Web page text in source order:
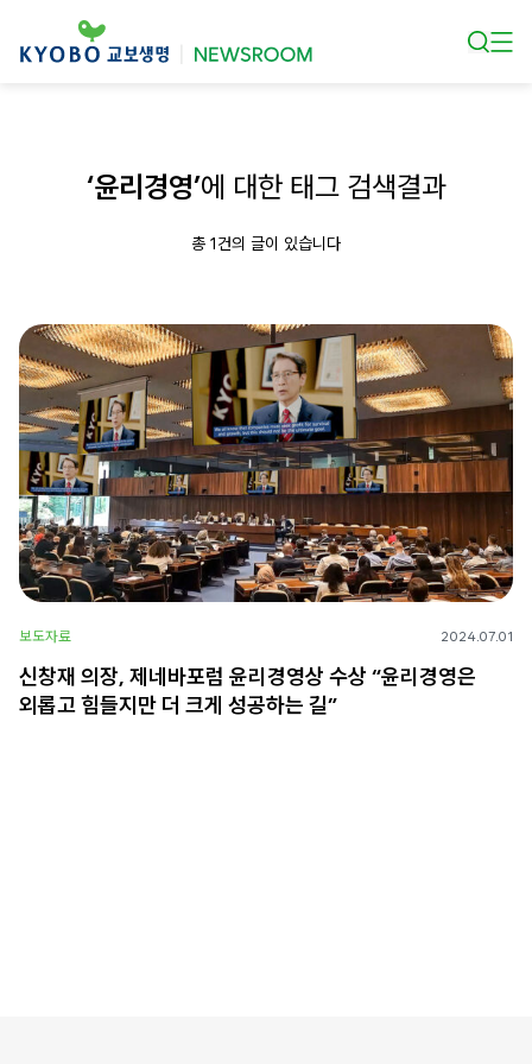
‘윤리경영’에 대한 태그 검색결과
총 1건의 글이 있습니다
보도자료 2024.07.01
신창재 의장, 제네바포럼 윤리경영상 수상 “윤리경영은
외롭고 힘들지만 더 크게 성공하는 길”